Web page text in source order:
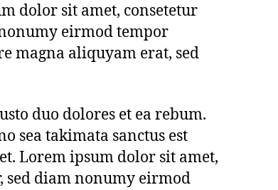
dolor sit amet, consetetur
eirmod tempor
magna aliquyam erat, sed
duo dolores et ea rebum.
sea takimata sanctus est
Lorem ipsum dolor sit amet,
sed diam nonumy eirmod